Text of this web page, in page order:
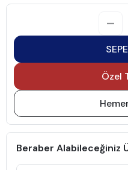
Özel
Beraber Alabileceğiniz